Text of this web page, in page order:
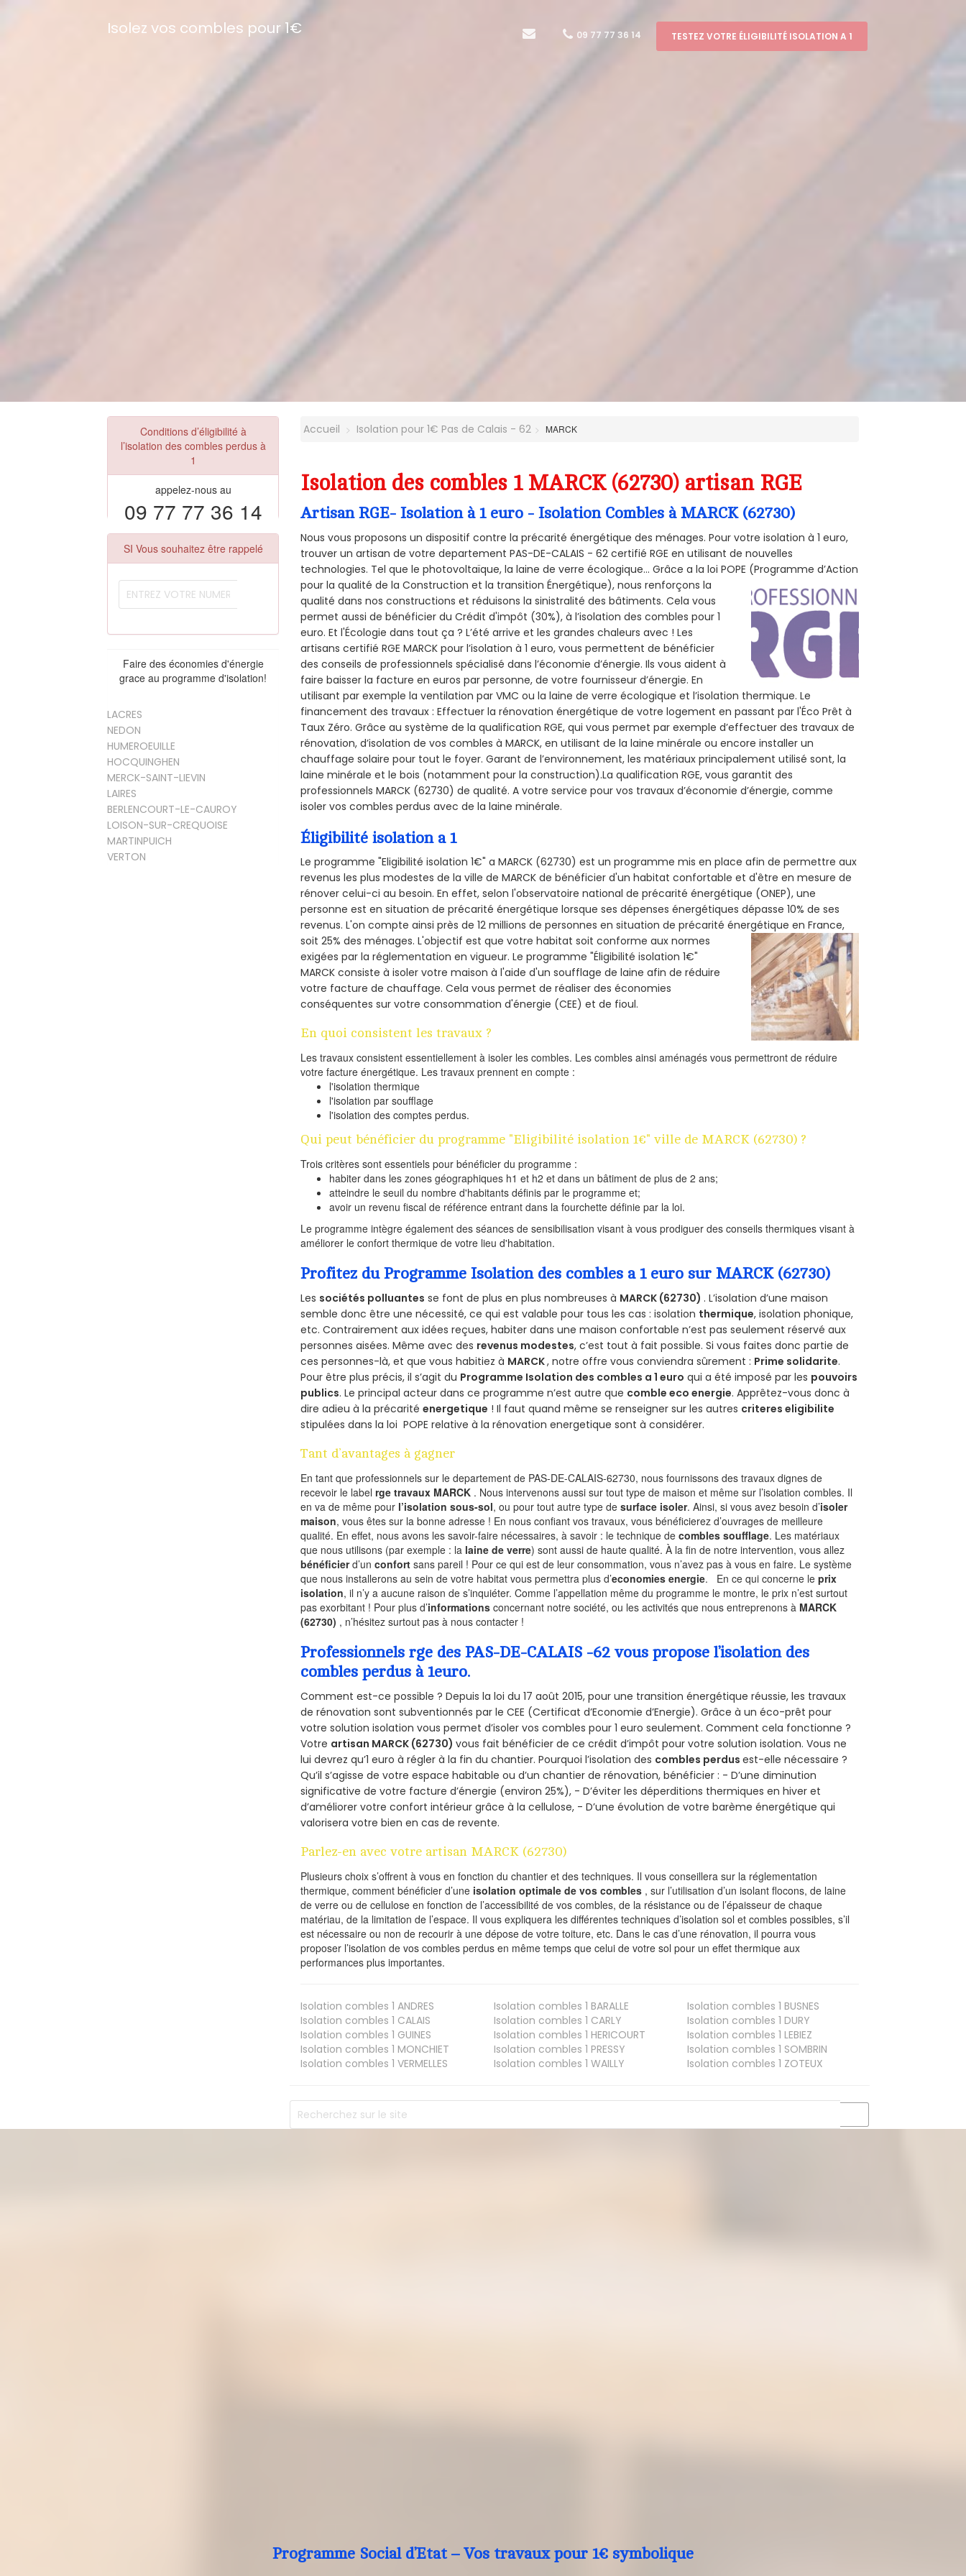
Isolez vos combles pour 1€ 09 77 77 36 14 TESTEZ VOTRE ÉLIGIBILITÉ ISOLATION A 1
Conditions d’éligibilité à
l’isolation des combles perdus à
1
appelez-nous au
09 77 77 36 14
SI Vous souhaitez être rappelé
Faire des économies d'énergie
grace au programme d'isolation!
LACRES
NEDON
HUMEROEUILLE
HOCQUINGHEN
MERCK-SAINT-LIEVIN
LAIRES
BERLENCOURT-LE-CAUROY
LOISON-SUR-CREQUOISE
MARTINPUICH
VERTON
Accueil Isolation pour 1€ Pas de Calais - 62 MARCK
Isolation des combles 1 MARCK (62730) artisan RGE
Artisan RGE- Isolation à 1 euro - Isolation Combles à MARCK (62730)
Nous vous proposons un dispositif contre la précarité énergétique des ménages. Pour votre isolation à 1 euro,
trouver un artisan de votre departement PAS-DE-CALAIS - 62 certifié RGE en utilisant de nouvelles
technologies. Tel que le photovoltaïque, la laine de verre écologique... Grâce a la loi POPE (Programme d’Action
pour la qualité de la Construction et la transition Énergétique), nous renforçons la
qualité dans nos constructions et réduisons la sinistralité des bâtiments. Cela vous
permet aussi de bénéficier du Crédit d'impôt (30%), à l’isolation des combles pour 1
euro. Et l'Écologie dans tout ça ? L’été arrive et les grandes chaleurs avec ! Les
artisans certifié RGE MARCK pour l’isolation à 1 euro, vous permettent de bénéficier
des conseils de professionnels spécialisé dans l’économie d’énergie. Ils vous aident à
faire baisser la facture en euros par personne, de votre fournisseur d’énergie. En
utilisant par exemple la ventilation par VMC ou la laine de verre écologique et l’isolation thermique. Le
financement des travaux : Effectuer la rénovation énergétique de votre logement en passant par l'Éco Prêt à
Taux Zéro. Grâce au système de la qualification RGE, qui vous permet par exemple d’effectuer des travaux de
rénovation, d’isolation de vos combles à MARCK, en utilisant de la laine minérale ou encore installer un
chauffage solaire pour tout le foyer. Garant de l’environnement, les matériaux principalement utilisé sont, la
laine minérale et le bois (notamment pour la construction).La qualification RGE, vous garantit des
professionnels MARCK (62730) de qualité. A votre service pour vos travaux d’économie d’énergie, comme
isoler vos combles perdus avec de la laine minérale.
Éligibilité isolation a 1
Le programme "Eligibilité isolation 1€" a MARCK (62730) est un programme mis en place afin de permettre aux
revenus les plus modestes de la ville de MARCK de bénéficier d'un habitat confortable et d'être en mesure de
rénover celui-ci au besoin. En effet, selon l'observatoire national de précarité énergétique (ONEP), une
personne est en situation de précarité énergétique lorsque ses dépenses énergétiques dépasse 10% de ses
revenus. L'on compte ainsi près de 12 millions de personnes en situation de précarité énergétique en France,
soit 25% des ménages.L'objectif est que votre habitat soit conforme aux normes
exigées par la réglementation en vigueur. Le programme "Éligibilité isolation 1€"
MARCK consiste à isoler votre maison à l'aide d'un soufflage de laine afin de réduire
votre facture de chauffage. Cela vous permet de réaliser des économies
conséquentes sur votre consommation d'énergie (CEE) et de fioul.
En quoi consistent les travaux ?
Les travaux consistent essentiellement à isoler les combles. Les combles ainsi aménagés vous permettront de réduire
votre facture énergétique. Les travaux prennent en compte :
l'isolation thermique
l'isolation par soufflage
l'isolation des comptes perdus.
Qui peut bénéficier du programme "Eligibilité isolation 1€" ville de MARCK (62730) ?
Trois critères sont essentiels pour bénéficier du programme :
habiter dans les zones géographiques h1 et h2 et dans un bâtiment de plus de 2 ans;
atteindre le seuil du nombre d'habitants définis par le programme et;
avoir un revenu fiscal de référence entrant dans la fourchette définie par la loi.
Le programme intègre également des séances de sensibilisation visant à vous prodiguer des conseils thermiques visant à
améliorer le confort thermique de votre lieu d'habitation.
Profitez du Programme Isolation des combles a 1 euro sur MARCK (62730)
Les sociétés polluantes se font de plus en plus nombreuses à MARCK (62730) . L’isolation d’une maison
semble donc être une nécessité, ce qui est valable pour tous les cas : isolation thermique, isolation phonique,
etc. Contrairement aux idées reçues, habiter dans une maison confortable n’est pas seulement réservé aux
personnes aisées. Même avec des revenus modestes, c’est tout à fait possible. Si vous faites donc partie de
ces personnes-là, et que vous habitiez à MARCK, notre offre vous conviendra sûrement : Prime solidarite.
Pour être plus précis, il s’agit du Programme Isolation des combles a 1 euro qui a été imposé par les pouvoirs
publics. Le principal acteur dans ce programme n’est autre que comble eco energie. Apprêtez-vous donc à
dire adieu à la précaritéenergetique ! Il faut quand même se renseigner sur les autres criteres eligibilite
stipulées dans la loi POPE relative à la rénovation energetique sont à considérer.
Tant d’avantages à gagner
En tant que professionnels sur le departement de PAS-DE-CALAIS-62730, nous fournissons des travaux dignes de
recevoir le labelrge travaux MARCK . Nous intervenons aussi sur tout type de maison et même sur l’isolation combles. Il
en va de même pour l’isolation sous-sol, ou pour tout autre type desurface isoler. Ainsi, si vous avez besoin d’isoler
maison, vous êtes sur la bonne adresse ! En nous confiant vos travaux, vous bénéficierez d’ouvrages de meilleure
qualité. En effet, nous avons les savoir-faire nécessaires, à savoir : le technique decombles soufflage. Les matériaux
que nous utilisons (par exemple : la laine de verre) sont aussi de haute qualité. À la fin de notre intervention, vous allez
bénéficierd’unconfort sans pareil ! Pour ce qui est de leur consommation, vous n’avez pas à vous en faire. Le système
que nous installerons au sein de votre habitat vous permettra plus d’economies energie. En ce qui concerne leprix
isolation, il n’y a aucune raison de s’inquiéter. Comme l’appellation même du programme le montre, le prix n’est surtout
pas exorbitant ! Pour plus d’informations concernant notre société, ou les activités que nous entreprenons à MARCK
(62730) , n’hésitez surtout pas à nous contacter !
Professionnels rge des PAS-DE-CALAIS -62 vous propose l’isolation des
combles perdus à 1euro.
Comment est-ce possible ? Depuis la loi du 17 août 2015, pour une transition énergétique réussie, les travaux
de rénovation sont subventionnés par le CEE (Certificat d’Economie d’Energie). Grâce à un éco-prêt pour
votre solution isolation vous permet d’isoler vos combles pour 1 euro seulement. Comment cela fonctionne ?
Votre artisan MARCK (62730)vous fait bénéficier de ce crédit d’impôt pour votre solution isolation. Vous ne
lui devrez qu’1 euro à régler à la fin du chantier. Pourquoi l’isolation des combles perdusest-elle nécessaire ?
Qu’il s’agisse de votre espace habitable ou d’un chantier de rénovation, bénéficier : - D’une diminution
significative de votre facture d’énergie (environ 25%), - D’éviter les déperditions thermiques en hiver et
d’améliorer votre confort intérieur grâce à la cellulose, - D’une évolution de votre barème énergétique qui
valorisera votre bien en cas de revente.
Parlez-en avec votre artisan MARCK (62730)
Plusieurs choix s’offrent à vous en fonction du chantier et des techniques. Il vous conseillera sur la réglementation
thermique, comment bénéficier d’une isolation optimale de vos combles , sur l’utilisation d’un isolant flocons, de laine
de verre ou de cellulose en fonction de l’accessibilité de vos combles, de la résistance ou de l’épaisseur de chaque
matériau, de la limitation de l’espace. Il vous expliquera les différentes techniques d’isolation sol et combles possibles, s’il
est nécessaire ou non de recourir à une dépose de votre toiture, etc. Dans le cas d’une rénovation, il pourra vous
proposer l’isolation de vos combles perdus en même temps que celui de votre sol pour un effet thermique aux
performances plus importantes.
Isolation combles 1 ANDRES Isolation combles 1 BARALLE Isolation combles 1 BUSNES
Isolation combles 1 CALAIS Isolation combles 1 CARLY Isolation combles 1 DURY
Isolation combles 1 GUINES Isolation combles 1 HERICOURT Isolation combles 1 LEBIEZ
Isolation combles 1 MONCHIET Isolation combles 1 PRESSY Isolation combles 1 SOMBRIN
Isolation combles 1 VERMELLES Isolation combles 1 WAILLY Isolation combles 1 ZOTEUX
Programme Social d’Etat – Vos travaux pour 1€ symbolique